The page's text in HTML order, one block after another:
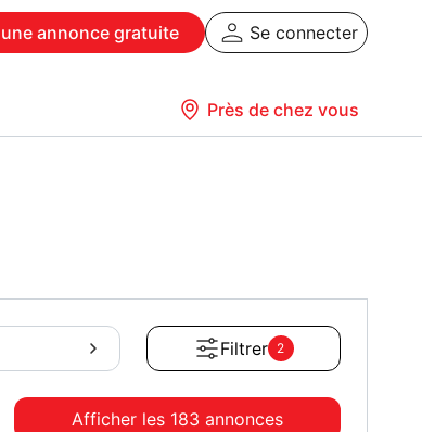
une annonce gratuite Se connecter
Près de chez vous
Filtrer 2
Afficher les 183 annonces